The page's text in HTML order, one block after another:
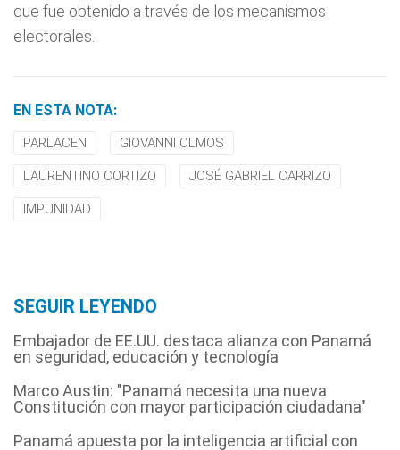
que fue obtenido a través de los mecanismos
electorales.
EN ESTA NOTA:
PARLACEN GIOVANNI OLMOS
LAURENTINO CORTIZO JOSÉ GABRIEL CARRIZO
IMPUNIDAD
SEGUIR LEYENDO
Embajador de EE.UU. destaca alianza con Panamá
en seguridad, educación y tecnología
Marco Austin: "Panamá necesita una nueva
Constitución con mayor participación ciudadana"
Panamá apuesta por la inteligencia artificial con